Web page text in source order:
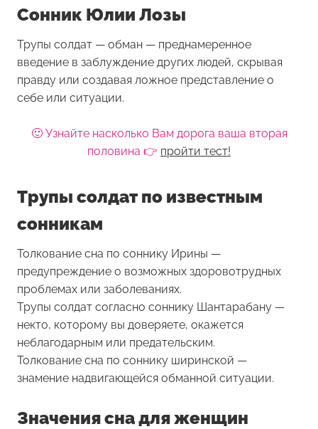
Сонник Юлии Лозы
Трупы солдат — обман — преднамеренное
введение в заблуждение других людей, скрывая
правду или создавая ложное представление о
себе или ситуации.
🙂 Узнайте насколько Вам дорога ваша вторая
половина 👉 пройти тест!
Трупы солдат по известным
сонникам
Толкование сна по соннику Ирины —
предупреждение о возможных здоровотрудных
проблемах или заболеваниях.
Трупы солдат согласно соннику Шантарабану —
некто, которому вы доверяете, окажется
неблагодарным или предательским.
Толкование сна по соннику ширинской —
знамение надвигающейся обманной ситуации.
Значения сна для женщин